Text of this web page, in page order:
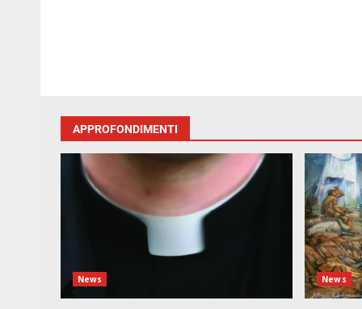
APPROFONDIMENTI
News News